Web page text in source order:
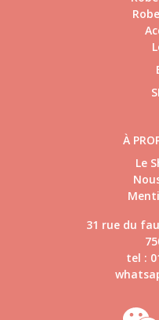
À
Le
31 rue du
tel :